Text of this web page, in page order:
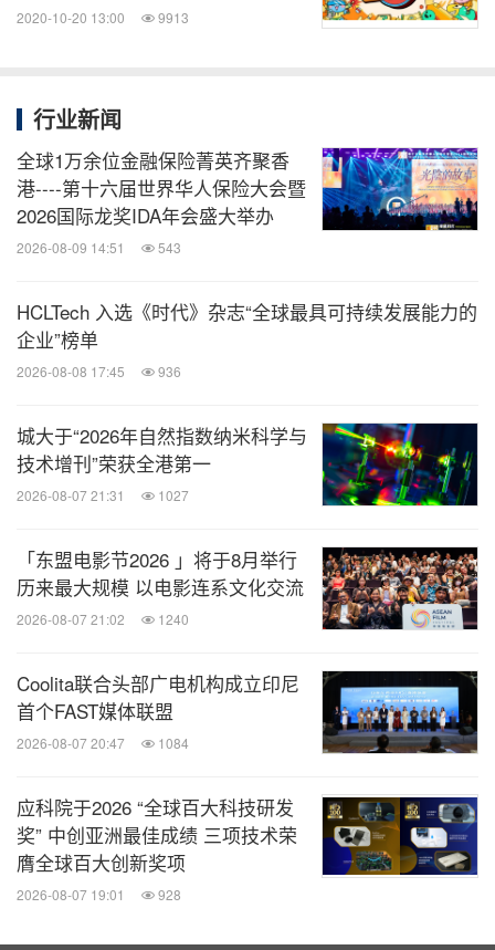
2020-10-20 13:00 9913
行业新闻
全球1万余位金融保险菁英齐聚香
港----第十六届世界华人保险大会暨
2026国际龙奖IDA年会盛大举办
2026-08-09 14:51 543
HCLTech 入选《时代》杂志“全球最具可持续发展能力的
企业”榜单
2026-08-08 17:45 936
城大于“2026年自然指数纳米科学与
技术增刊”荣获全港第一
2026-08-07 21:31 1027
「东盟电影节2026 」将于8月举行
历来最大规模 以电影连系文化交流
2026-08-07 21:02 1240
Coolita联合头部广电机构成立印尼
首个FAST媒体联盟
2026-08-07 20:47 1084
应科院于2026 “全球百大科技研发
奖” 中创亚洲最佳成绩 三项技术荣
膺全球百大创新奖项
2026-08-07 19:01 928